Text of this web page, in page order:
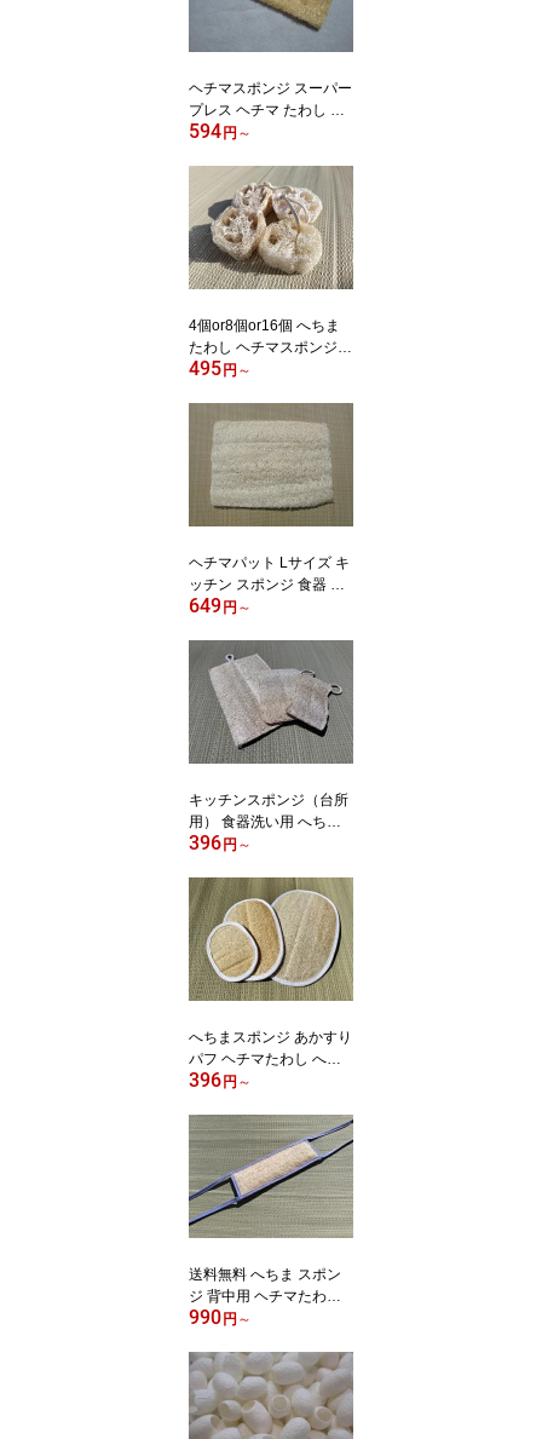
ヘチマスポンジ スーパー
プレス ヘチマ たわし へ
ちま たわし 垢すり ボデ
ンジ キッチンスポンジ
油汚れ 食器用スポンジヘ
チマスポンジ
594円 ～
4個or8個or16個 へちま
たわし ヘチマスポンジ
輪切りタイプ キッチンス
便送料無料
495円 ～
ヘチマパット Lサイズ キ
ッチン スポンジ 食器 台
所用 食器洗いスポンジ
マスポンジ へちま スポ
ンジ
649円 ～
キッチンスポンジ（台所
用） 食器洗い用 へちま
スポンジ 天然素材 エコ
速乾
396円 ～
へちまスポンジ あかすり
パフ ヘチマたわし へち
またわし あかすり 垢す
396円 ～
送料無料 へちま スポン
ジ 背中用 ヘチマたわし
へちまたわし あかすり
990円 ～